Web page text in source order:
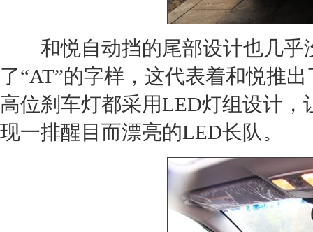
和悦自动挡的尾部设计也几乎
了“AT”的字样，这代表着和悦推
高位刹车灯都采用LED灯组设计
现一排醒目而漂亮的LED长队。